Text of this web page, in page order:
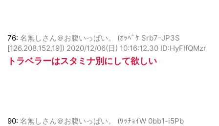
76:名無しさん＠お腹いっぱい。 (ｵｯﾍﾟｹ Srb7-JP3S
[126.208.152.19]) 2020/12/06(日) 10:16:12.30 ID:HyFIfQMzr